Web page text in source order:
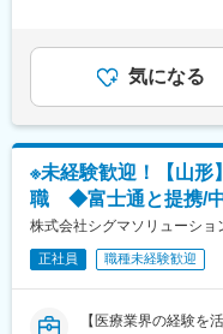
・5年目以降：計画
て活動の場が広がる
■1日のスケジュール
8：00 事業所へ出勤
9：00 A様宅 デイ
10：30 B様宅 掃除
12：00 お昼休憩（
13：30 C様宅 入浴
15：00 D様宅 排泄
【業務内容】
同社のフィールドエ
分包機」や「リアル
【業務詳細】
（1）メンテナンス契
に伺って機械の状態
（2）メンテナンス契
する緊急対応
（3）新しい機械を導
（4）メンテナンス
機器状態報告書など）
＞※給与詳細は、年
回■賞与：年2回年収
経験7年賃金はあく
る可能性があります
気になる
※未経験歓迎！【山形
職 ◆富士通と提携/中
株式会社シグマソリューショ
正社員 職種未経験歓迎
【医療業界の経験を